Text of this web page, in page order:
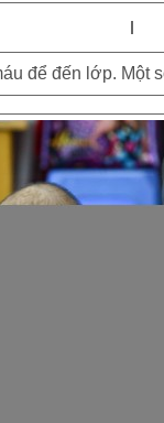
để đến lớp. Một